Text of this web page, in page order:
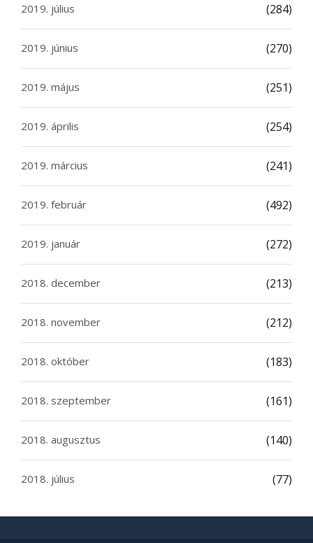
2019. július (284)
2019. június (270)
2019. május (251)
2019. április (254)
2019. március (241)
2019. február (492)
2019. január (272)
2018. december (213)
2018. november (212)
2018. október (183)
2018. szeptember (161)
2018. augusztus (140)
2018. július (77)